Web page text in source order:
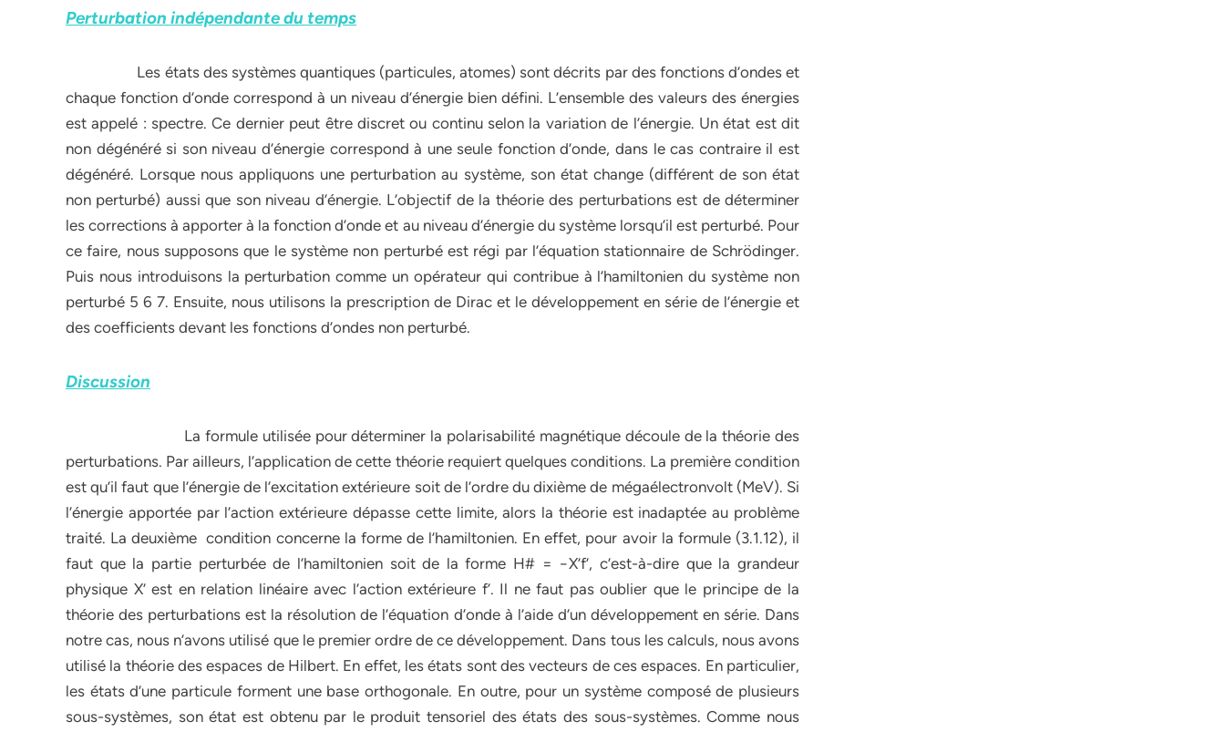
Perturbation indépendante du temps
Les états des systèmes quantiques (particules, atomes) sont décrits par des fonctions d’ondes et
chaque fonction d’onde correspond à un niveau d’énergie bien défini. L’ensemble des valeurs des énergies
est appelé : spectre. Ce dernier peut être discret ou continu selon la variation de l’énergie. Un état est dit
non dégénéré si son niveau d’énergie correspond à une seule fonction d’onde, dans le cas contraire il est
dégénéré. Lorsque nous appliquons une perturbation au système, son état change (différent de son état
non perturbé) aussi que son niveau d’énergie. L’objectif de la théorie des perturbations est de déterminer
les corrections à apporter à la fonction d’onde et au niveau d’énergie du système lorsqu’il est perturbé. Pour
ce faire, nous supposons que le système non perturbé est régi par l’équation stationnaire de Schrödinger.
Puis nous introduisons la perturbation comme un opérateur qui contribue à l’hamiltonien du système non
perturbé 5 6 7. Ensuite, nous utilisons la prescription de Dirac et le développement en série de l’énergie et
des coefficients devant les fonctions d’ondes non perturbé.
Discussion
La formule utilisée pour déterminer la polarisabilité magnétique découle de la théorie des
perturbations. Par ailleurs, l’application de cette théorie requiert quelques conditions. La première condition
est qu’il faut que l’énergie de l’excitation extérieure soit de l’ordre du dixième de mégaélectronvolt (MeV). Si
l’énergie apportée par l’action extérieure dépasse cette limite, alors la théorie est inadaptée au problème
traité. La deuxième condition concerne la forme de l’hamiltonien. En effet, pour avoir la formule (3.1.12), il
faut que la partie perturbée de l’hamiltonien soit de la forme H# = −X’f’, c’est-à-dire que la grandeur
physique X’ est en relation linéaire avec l’action extérieure f’. Il ne faut pas oublier que le principe de la
théorie des perturbations est la résolution de l’équation d’onde à l’aide d’un développement en série. Dans
notre cas, nous n’avons utilisé que le premier ordre de ce développement. Dans tous les calculs, nous avons
utilisé la théorie des espaces de Hilbert. En effet, les états sont des vecteurs de ces espaces. En particulier,
les états d’une particule forment une base orthogonale. En outre, pour un système composé de plusieurs
sous-systèmes, son état est obtenu par le produit tensoriel des états des sous-systèmes. Comme nous